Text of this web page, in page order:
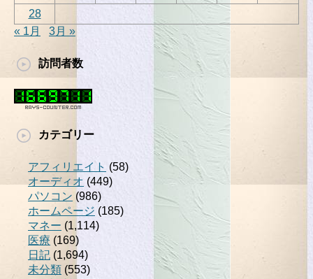
28
« 1月
3月 »
訪問者数
カテゴリー
アフィリエイト (58)
オーディオ (449)
パソコン (986)
ホームページ (185)
マネー (1,114)
医療 (169)
日記 (1,694)
未分類 (553)